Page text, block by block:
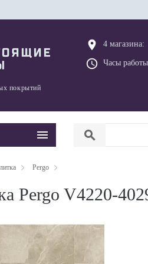
покрытий
place 4 магазина:
query_builder Часы
search
Pergo
Pergo V4220-